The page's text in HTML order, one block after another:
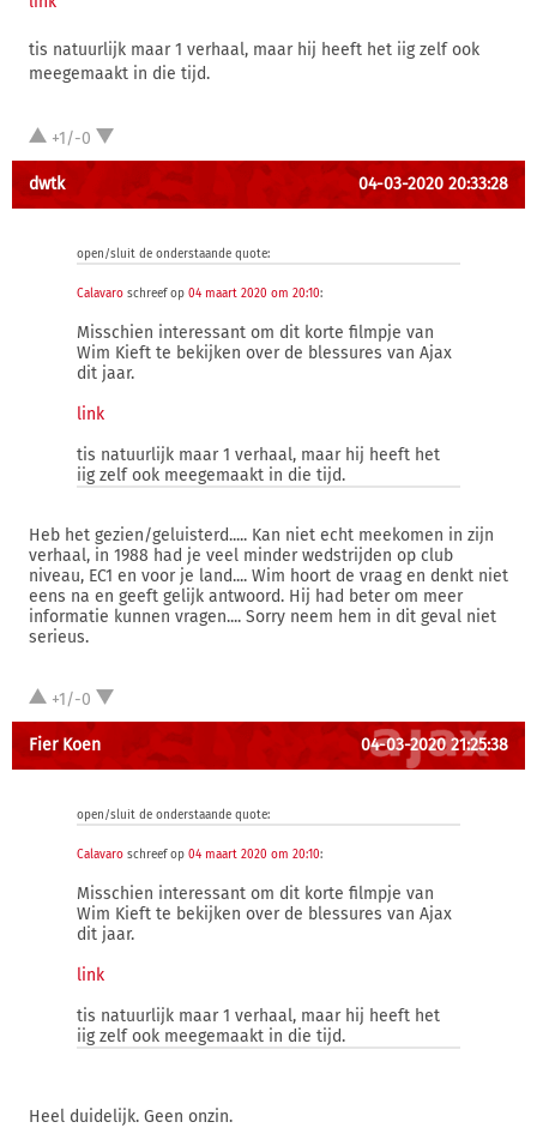
tis natuurlijk maar 1 verhaal, maar hij heeft het iig zelf ook
meegemaakt in die tijd.
+1/-0
dwtk 04-03-2020 20:33:28
open/sluit de onderstaande quote:
Calavaro schreef op 04 maart 2020 om 20:10:
Misschien interessant om dit korte filmpje van
Wim Kieft te bekijken over de blessures van Ajax
dit jaar.
link
tis natuurlijk maar 1 verhaal, maar hij heeft het
iig zelf ook meegemaakt in die tijd.
Heb het gezien/geluisterd..... Kan niet echt meekomen in zijn
verhaal, in 1988 had je veel minder wedstrijden op club
niveau, EC1 en voor je land.... Wim hoort de vraag en denkt niet
eens na en geeft gelijk antwoord. Hij had beter om meer
informatie kunnen vragen.... Sorry neem hem in dit geval niet
serieus.
+1/-0
Fier Koen 04-03-2020 21:25:38
open/sluit de onderstaande quote:
Calavaro schreef op 04 maart 2020 om 20:10:
Misschien interessant om dit korte filmpje van
Wim Kieft te bekijken over de blessures van Ajax
dit jaar.
link
tis natuurlijk maar 1 verhaal, maar hij heeft het
iig zelf ook meegemaakt in die tijd.
Heel duidelijk. Geen onzin.